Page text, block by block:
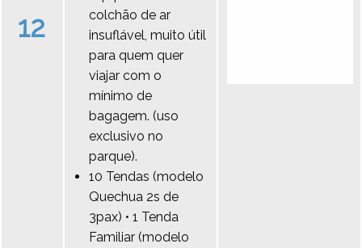
12
colchão de ar
insuflável, muito útil
para quem quer
viajar com o
mínimo de
bagagem. (uso
exclusivo no
parque).
10 Tendas (modelo
Quechua 2s de
3pax) • 1 Tenda
Familiar (modelo